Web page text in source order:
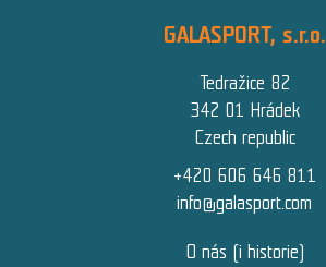
GALASPORT, s.r.o.
Tedražice 82
342 01 Hrádek
Czech republic
+420 606 646 811
info@galasport.com
O nás (i historie)